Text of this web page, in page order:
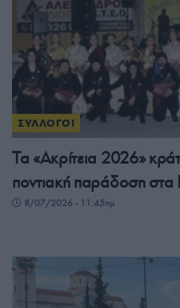
ΣΥΛΛΟΓΟΙ
Τα «Ακρίτεια 2026»
ποντιακή παράδοση στα
8/07/2026 - 11:45πμ